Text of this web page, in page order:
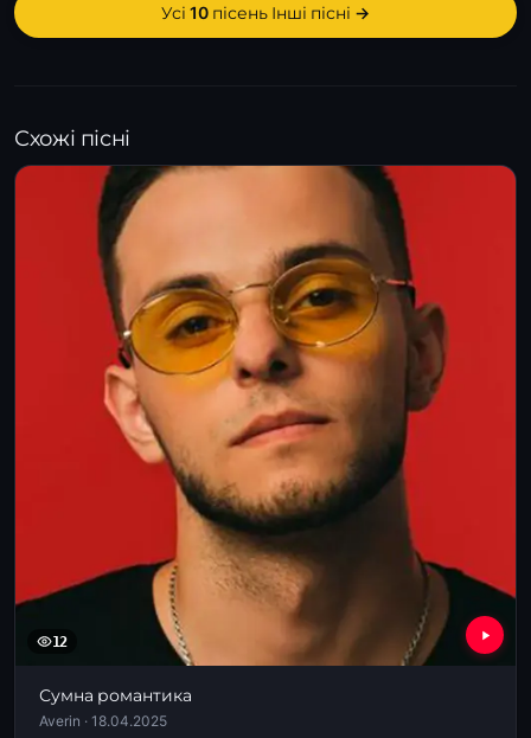
Усі 10 пісень Інші пісні →
Схожі пісні
12
Сумна романтика
Averin · 18.04.2025